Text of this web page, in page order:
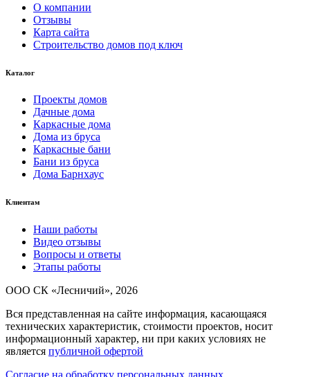
О компании
Отзывы
Карта сайта
Строительство домов под ключ
Каталог
Проекты домов
Дачные дома
Каркасные дома
Дома из бруса
Каркасные бани
Бани из бруса
Дома Барнхаус
Клиентам
Наши работы
Видео отзывы
Вопросы и ответы
Этапы работы
ООО СК «Лесничий», 2026
Вся представленная на сайте информация, касающаяся
технических характеристик, стоимости проектов, носит
информационный характер, ни при каких условиях не
является публичной офертой